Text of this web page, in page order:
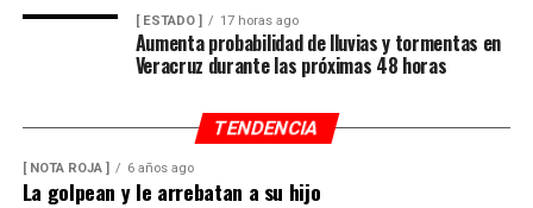
Elementos de la Policía Municipal y Estatal acordonaron
el área del accidente para preservar los indicios, en
tanto personal de Tránsito Municipal realizó las
primeras diligencias para establecer la mecánica del
[ ESTADO ] 17 horas ago
Aumenta probabilidad de lluvias y tormentas en
Veracruz durante las próximas 48 horas
TENDENCIA
[ NOTA ROJA ] 6 años ago
La golpean y le arrebatan a su hijo